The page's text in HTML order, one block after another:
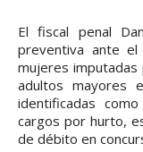
El fiscal penal
preventiva ante el
mujeres imputadas
adultos mayores
identificadas
cargos por hurto,
de débito en